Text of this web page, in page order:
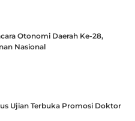
Otonomi Daerah Ke-28,
Nasional
Ujian Terbuka Promosi Doktor